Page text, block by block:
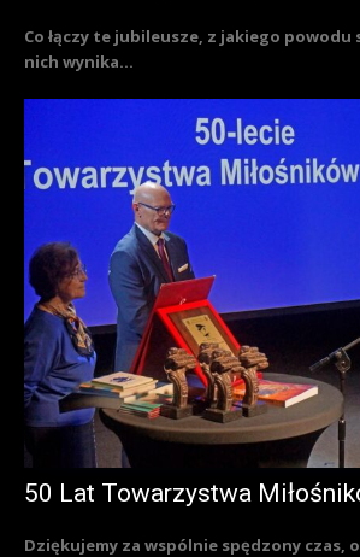
Co łączy te jubileusze, z jakiego powodu
nich wynika...
50 Lat Towarzystwa
Dziękujemy za wspólnie spędzony czas,